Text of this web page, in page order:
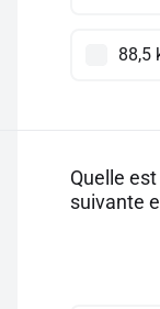
88,5
Quelle
suivante